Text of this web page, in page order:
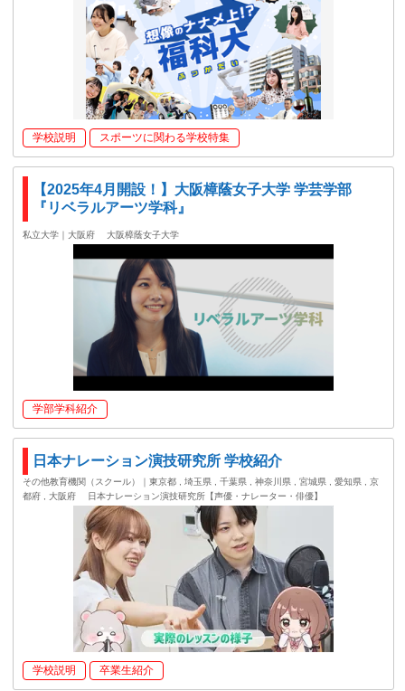
学校説明 スポーツに関わる学校特集
【2025年4月開設！】大阪樟蔭女子大学 学芸学部
『リベラルアーツ学科』
私立大学｜大阪府 大阪樟蔭女子大学
学部学科紹介
日本ナレーション演技研究所 学校紹介
その他教育機関（スクール）｜東京都 , 埼玉県 , 千葉県 , 神奈川県 , 宮城県 , 愛知県 , 京
都府 , 大阪府
日本ナレーション演技研究所【声優・ナレーター・俳優】
学校説明 卒業生紹介